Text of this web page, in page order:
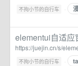
不拘小节的自行车 ·
elementui自适应
https://juejin.cn/s/
不拘小节的自行车 ·